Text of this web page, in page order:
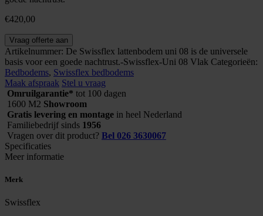
€420,00
Swissflex
lattenbodem
Uni
08
Vlak
aantal
Vraag offerte aan
Artikelnummer: De Swissflex lattenbodem uni 08 is de universele
basis voor een goede nachtrust.-Swissflex-Uni 08 Vlak Categorieën:
Bedbodems, Swissflex bedbodems
Maak afspraak Stel u vraag
Omruilgarantie* tot 100 dagen
1600 M2 Showroom
Gratis levering en montage in heel Nederland
Familiebedrijf sinds 1956
Vragen over dit product? Bel 026 3630067
Specificaties
Meer informatie
Merk
Swissflex